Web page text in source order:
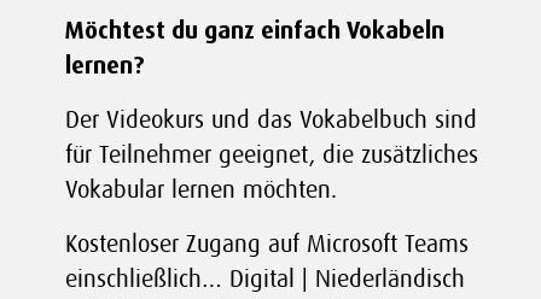
Möchtest du ganz einfach Vokabeln
lernen?
Der Videokurs und das Vokabelbuch sind
für Teilnehmer geeignet, die zusätzliches
Vokabular lernen möchten.
Kostenloser Zugang auf Microsoft Teams
einschließlich… Digital | Niederländisch